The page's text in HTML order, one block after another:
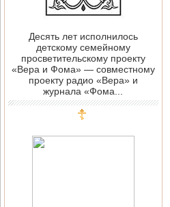
Десять лет исполнилось
детскому семейному
просветительскому проекту
«Вера и Фома» — совместному
проекту радио «Вера» и
журнала «Фома...